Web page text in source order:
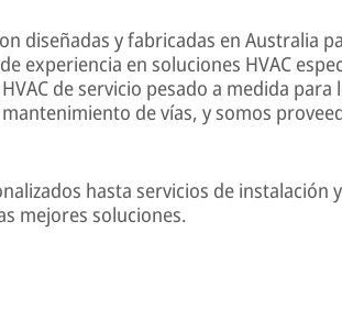
diseñadas y fabricadas en Australia
experiencia en soluciones HVAC
de servicio pesado a medida
de vías, y somos
hasta servicios de instalación
mejores soluciones.